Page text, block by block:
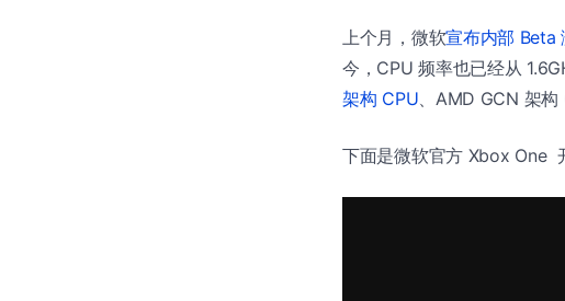
上个月，微软宣布内部 Beta
今，CPU 频率也已经从
架构 CPU 、AMD GCN 架构
下面是微软官方 Xbox One